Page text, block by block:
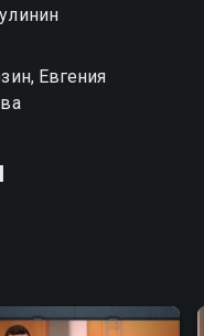
Евгения